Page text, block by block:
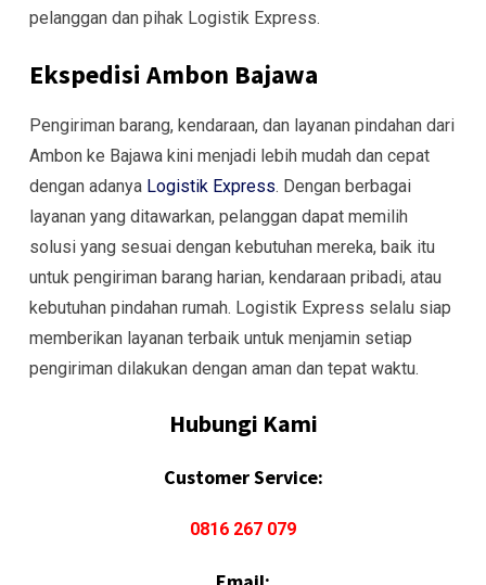
pelanggan dan pihak Logistik Express.
Ekspedisi Ambon Bajawa
Pengiriman barang, kendaraan, dan layanan pindahan dari
Ambon ke Bajawa kini menjadi lebih mudah dan cepat
dengan adanya Logistik Express. Dengan berbagai
layanan yang ditawarkan, pelanggan dapat memilih
solusi yang sesuai dengan kebutuhan mereka, baik itu
untuk pengiriman barang harian, kendaraan pribadi, atau
kebutuhan pindahan rumah. Logistik Express selalu siap
memberikan layanan terbaik untuk menjamin setiap
pengiriman dilakukan dengan aman dan tepat waktu.
Hubungi Kami
Customer Service:
0816 267 079